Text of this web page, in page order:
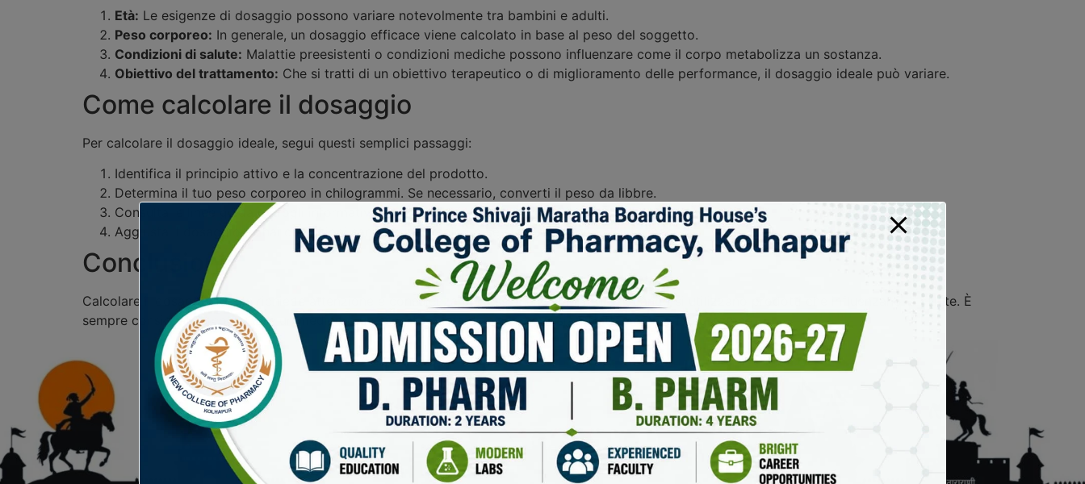
Età: Le esigenze di dosaggio possono variare notevolmente tra bambini e adulti.
Peso corporeo: In generale, un dosaggio efficace viene calcolato in base al peso del soggetto.
Condizioni di salute: Malattie preesistenti o condizioni mediche possono influenzare come il corpo metabolizza un sostanza.
Obiettivo del trattamento: Che si tratti di un obiettivo terapeutico o di miglioramento delle performance, il dosaggio ideale può variare.
Come calcolare il dosaggio
Per calcolare il dosaggio ideale, segui questi semplici passaggi:
Identifica il principio attivo e la concentrazione del prodotto.
Determina il tuo peso corporeo in chilogrammi. Se necessario, converti il peso da libbre.
Consulta le linee guida o i fogli informativi per il dosaggio raccomandato in base al tuo peso e obiettivi.
Aggiusta il dosaggio se hai condizioni sanitarie particolari o se stai assumendo altri farmaci.
Conclusioni
Calcolare il dosaggio ideale richiede attenzione e consulenza professionale, soprattutto quando si utilizzano prodotti che influenzano la salute. È
sempre consigliabile consultare un medico o un esperto prima di iniziare qualsiasi trattamento o integrazione.